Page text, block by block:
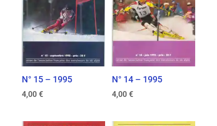
N° 15 – 1995
4,00 €
N° 14 – 1995
4,00€